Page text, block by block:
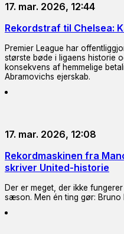
17. mar. 2026, 12:44
Rekordstraf til Chelsea:
Premier League har
største bøde i ligaens historie
konsekvens af hemmelige
Abramovichs ejerskab.
17. mar. 2026, 12:08
Rekordmaskinen fra
skriver United-historie
Der er meget, der ikke
sæson. Men én ting gør: Bruno